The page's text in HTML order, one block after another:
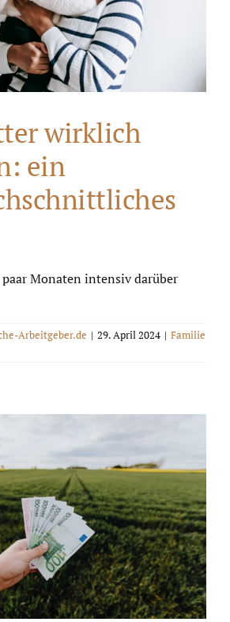
wirklich
ein
Monaten intensiv darüber
Arbeitgeber.de | 29. April 2024 | Familie